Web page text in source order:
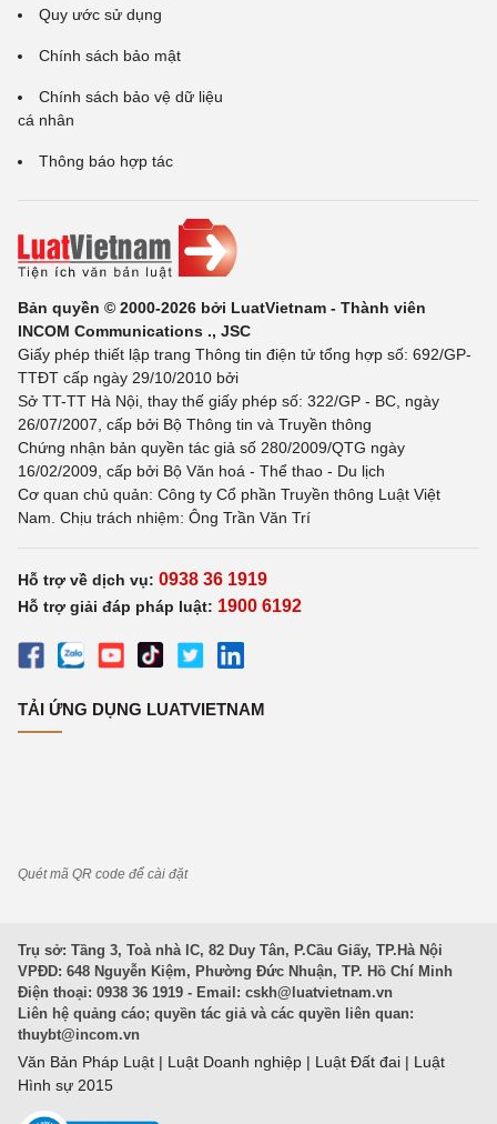
Quy ước sử dụng
Chính sách bảo mật
Chính sách bảo vệ dữ liệu
cá nhân
Thông báo hợp tác
Bản quyền © 2000-2026 bởi LuatVietnam - Thành viên
INCOM Communications ., JSC
Giấy phép thiết lập trang Thông tin điện tử tổng hợp số: 692/GP-
TTĐT cấp ngày 29/10/2010 bởi
Sở TT-TT Hà Nội, thay thế giấy phép số: 322/GP - BC, ngày
26/07/2007, cấp bởi Bộ Thông tin và Truyền thông
Chứng nhận bản quyền tác giả số 280/2009/QTG ngày
16/02/2009, cấp bởi Bộ Văn hoá - Thể thao - Du lịch
Cơ quan chủ quản: Công ty Cổ phần Truyền thông Luật Việt
Nam. Chịu trách nhiệm: Ông Trần Văn Trí
Hỗ trợ về dịch vụ: 0938 36 1919
Hỗ trợ giải đáp pháp luật: 1900 6192
TẢI ỨNG DỤNG LUATVIETNAM
Quét mã QR code để cài đặt
Trụ sở: Tầng 3, Toà nhà IC, 82 Duy Tân, P.Cầu Giấy, TP.Hà Nội
VPĐD: 648 Nguyễn Kiệm, Phường Đức Nhuận, TP. Hồ Chí Minh
Điện thoại: 0938 36 1919 - Email: cskh@luatvietnam.vn
Liên hệ quảng cáo; quyền tác giả và các quyền liên quan:
thuybt@incom.vn
Văn Bản Pháp Luật | Luật Doanh nghiệp | Luật Đất đai | Luật
Hình sự 2015